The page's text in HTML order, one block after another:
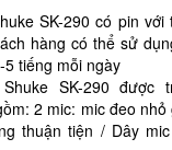
SK-290 có pin
hàng có thể sử
tiếng mỗi ngày
SK-290 được
2 mic: mic đeo
thuận tiện / Dây